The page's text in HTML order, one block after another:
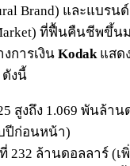
Brand) และแบรน
ที่ฟื้นคืนชีพขึ้น
การเงิน Kodak แสด
งนี้
สูงถึง 1.069 พันล้า
ปีก่อนหน้า)
232 ล้านดอลลาร์ (เ